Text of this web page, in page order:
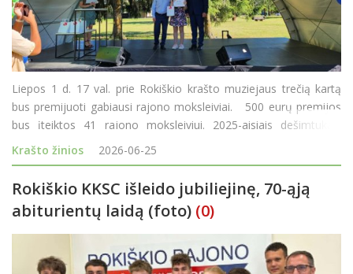
Liepos 1 d. 17 val. prie Rokiškio krašto muziejaus trečią kartą
bus premijuoti gabiausi rajono moksleiviai. 500 eurų premijos
bus įteiktos 41 rajono moksleiviui. 2025-aisiais dešimtukais
mokslo metus baigusiųjų buvo daugiau - 42. Šiemet vien
dešimtukais m
Krašto žinios 2026-06-25
Rokiškio KKSC išleido jubiliejinę, 70-ąją
abiturientų laidą (foto) (0)